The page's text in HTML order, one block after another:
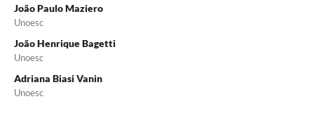
João Paulo Maziero
Unoesc
João Henrique Bagetti
Unoesc
Adriana Biasi Vanin
Unoesc